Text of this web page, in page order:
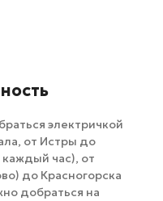
электричкой
от Истры до
час), от
до Красногорска
добраться на